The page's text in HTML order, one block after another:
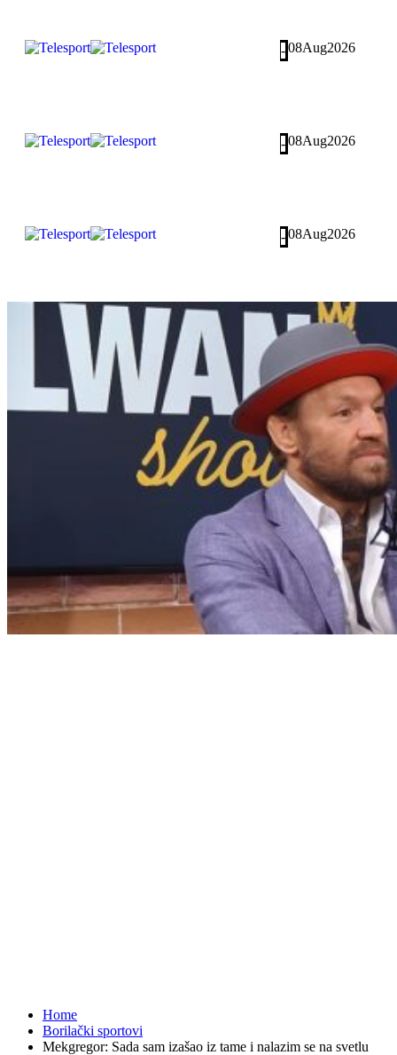
- 08Aug2026
- 08Aug2026
- 08Aug2026
Home
Borilački sportovi
Mekgregor: Sada sam izašao iz tame i nalazim se na svetlu